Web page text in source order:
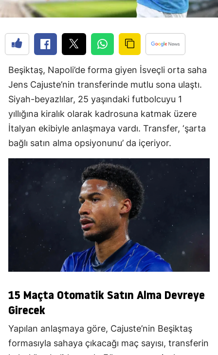
Beşiktaş, Napoli’de forma giyen İsveçli orta saha
Jens Cajuste’nin transferinde mutlu sona ulaştı.
Siyah-beyazlılar, 25 yaşındaki futbolcuyu 1
yıllığına kiralık olarak kadrosuna katmak üzere
İtalyan ekibiyle anlaşmaya vardı. Transfer, ‘şarta
bağlı satın alma opsiyonunu’ da içeriyor.
15 Maçta Otomatik Satın Alma Devreye
Girecek
Yapılan anlaşmaya göre, Cajuste’nin Beşiktaş
formasıyla sahaya çıkacağı maç sayısı, transferin